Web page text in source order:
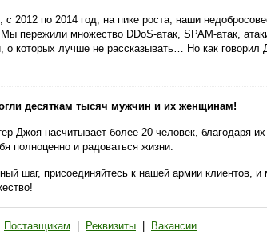
с 2012 по 2014 год, на пике роста, наши
пережили множество DDoS-атак, SPAM-атак,
которых лучше не рассказывать… Но как
десяткам тысяч мужчин и их женщинам!
Джоя насчитывает более 20 человек, благодаря
полноценно и радоваться жизни.
шаг, присоединяйтесь к нашей армии клиентов,
Поставщикам Реквизиты Вакансии